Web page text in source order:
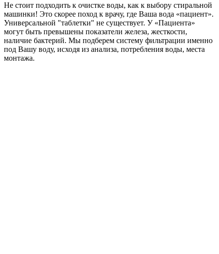
Не стоит подходить к очистке воды, как к выбору стиральной
машинки! Это скорее поход к врачу, где Ваша вода «пациент».
Универсальной "таблетки" не существует. У «Пациента»
могут быть превышены показатели железа, жесткости,
наличие бактерий. Мы подберем систему фильтрации именно
под Вашу воду, исходя из анализа, потребления воды, места
монтажа.